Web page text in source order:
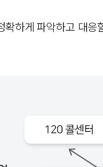
하게 파악하고 대